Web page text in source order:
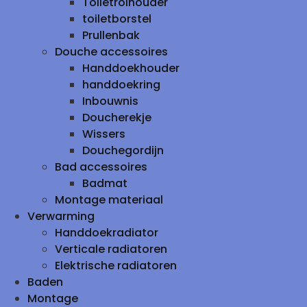
toiletborstel
Prullenbak
Douche accessoires
Handdoekhouder
handdoekring
Inbouwnis
Doucherekje
Wissers
Douchegordijn
Bad accessoires
Badmat
Montage materiaal
Verwarming
Handdoekradiator
Verticale radiatoren
Elektrische radiatoren
Baden
Montage